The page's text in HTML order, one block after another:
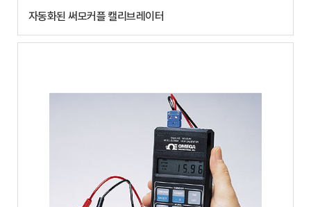
자동화된 써모커플 캘리브레이터